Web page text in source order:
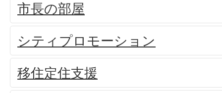
市長の部屋
シティプロモーション
移住定住支援